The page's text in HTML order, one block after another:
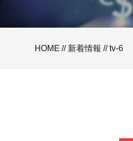
HOME //新着情報 // tv-6